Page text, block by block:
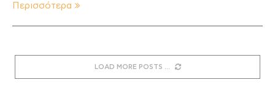
Περισσότερα
LOAD MORE POSTS